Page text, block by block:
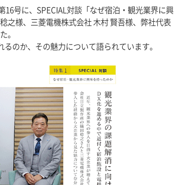
16号に、SPECIAL対談「なぜ宿泊・観光業界に興
之様、三菱電機株式会社 木村 賢吾様、弊社代表
。
のか、その魅力について語られています。